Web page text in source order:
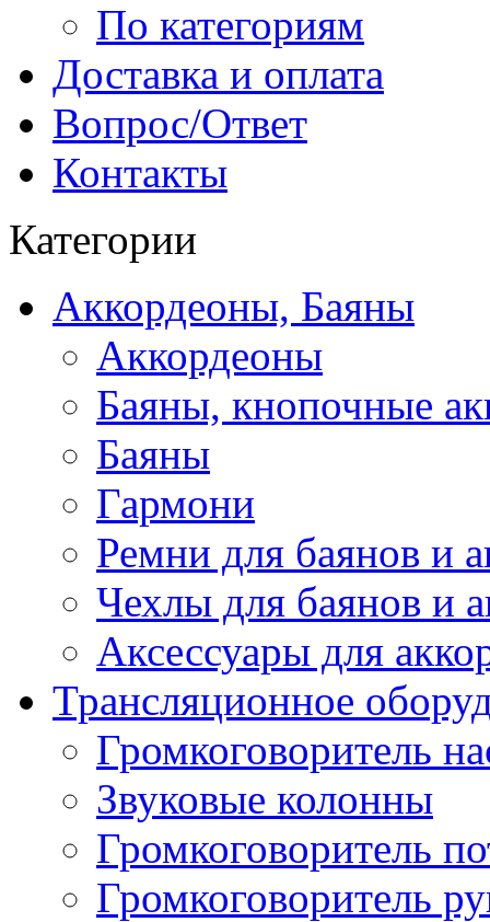
По категориям
Доставка и оплата
Вопрос/Ответ
Контакты
Категории
Аккордеоны, Баяны
Аккордеоны
Баяны, кнопочные
Баяны
Гармони
Ремни для баянов и
Чехлы для баянов и
Аксессуары для
Трансляционное
Громкоговоритель
Звуковые колонны
Громкоговоритель
Громкоговоритель